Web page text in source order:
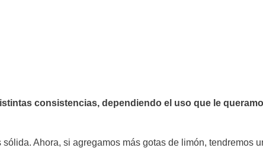
consistencias, dependiendo el uso que le
Ahora, si agregamos más gotas de limón, tendremos